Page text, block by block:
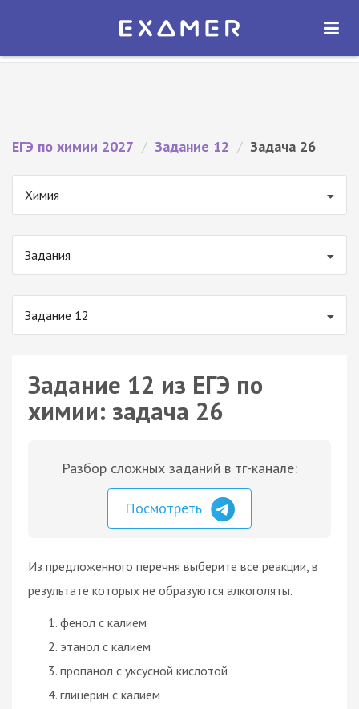
Экзамер — ЕГЭ 2027
ОТКРЫТЬ
ЕГЭ по химии 2027 / Задание 12 / Задача 26
Химия
Задания
Задание 12
Задание 12 из ЕГЭ по
химии: задача 26
Разбор сложных заданий в тг-канале:
Посмотреть
Из предложенного перечня выберите все реакции, в
результате которых не образуются алкоголяты.
фенол с калием
этанол с калием
пропанол с уксусной кислотой
глицерин с калием